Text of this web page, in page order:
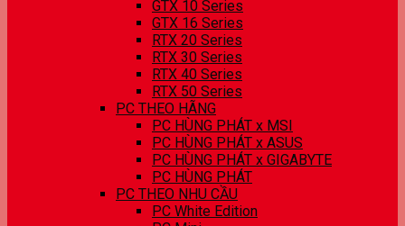
GTX 10 Series
GTX 16 Series
RTX 20 Series
RTX 30 Series
RTX 40 Series
RTX 50 Series
PC THEO HÃNG
PC HÙNG PHÁT x MSI
PC HÙNG PHÁT x ASUS
PC HÙNG PHÁT x GIGABYTE
PC HÙNG PHÁT
PC THEO NHU CẦU
PC White Edition